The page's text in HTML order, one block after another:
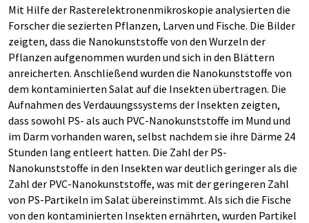
Mit Hilfe der Rasterelektronenmikroskopie analysierten die
Forscher die sezierten Pflanzen, Larven und Fische. Die Bilder
zeigten, dass die Nanokunststoffe von den Wurzeln der
Pflanzen aufgenommen wurden und sich in den Blättern
anreicherten. Anschließend wurden die Nanokunststoffe von
dem kontaminierten Salat auf die Insekten übertragen. Die
Aufnahmen des Verdauungssystems der Insekten zeigten,
dass sowohl PS- als auch PVC-Nanokunststoffe im Mund und
im Darm vorhanden waren, selbst nachdem sie ihre Därme 24
Stunden lang entleert hatten. Die Zahl der PS-
Nanokunststoffe in den Insekten war deutlich geringer als die
Zahl der PVC-Nanokunststoffe, was mit der geringeren Zahl
von PS-Partikeln im Salat übereinstimmt. Als sich die Fische
von den kontaminierten Insekten ernährten, wurden Partikel